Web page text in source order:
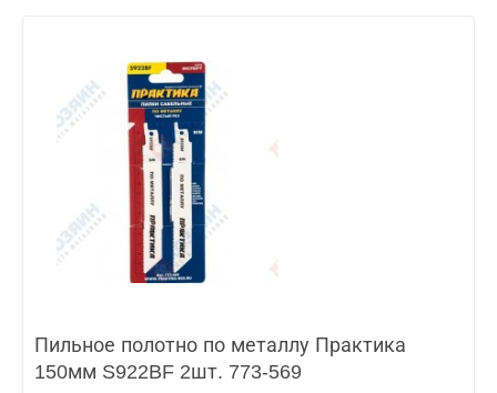
Пильное полотно по металлу Практика
150мм S922BF 2шт. 773-569